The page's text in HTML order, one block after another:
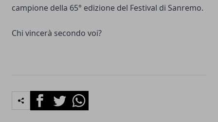
campione della 65° edizione del Festival di Sanremo.
Chi vincerà secondo voi?
FacebookTwitterWhatsapp